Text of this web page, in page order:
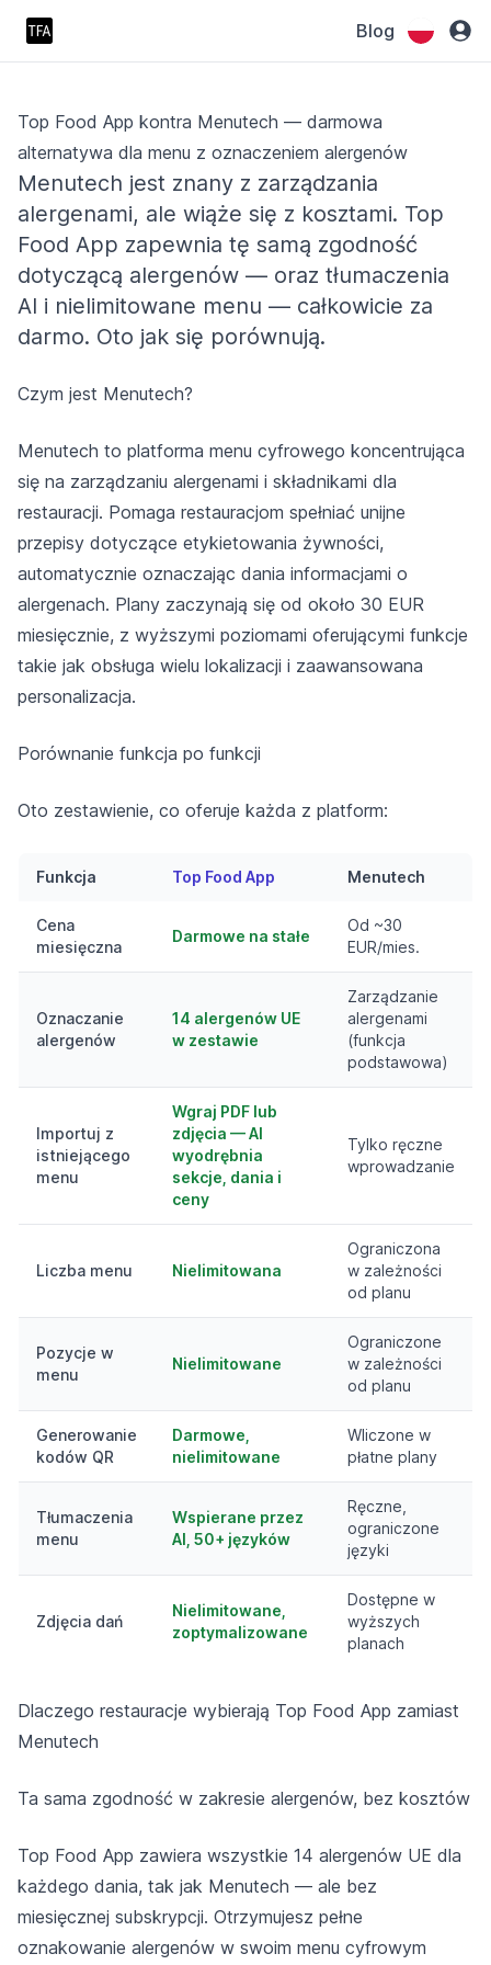
Blog
Top Food App kontra Menutech — darmowa
alternatywa dla menu z oznaczeniem alergenów
Menutech jest znany z zarządzania
alergenami, ale wiąże się z kosztami. Top
Food App zapewnia tę samą zgodność
dotyczącą alergenów — oraz tłumaczenia
AI i nielimitowane menu — całkowicie za
darmo. Oto jak się porównują.
Czym jest Menutech?
Menutech to platforma menu cyfrowego koncentrująca
się na zarządzaniu alergenami i składnikami dla
restauracji. Pomaga restauracjom spełniać unijne
przepisy dotyczące etykietowania żywności,
automatycznie oznaczając dania informacjami o
alergenach. Plany zaczynają się od około 30 EUR
miesięcznie, z wyższymi poziomami oferującymi funkcje
takie jak obsługa wielu lokalizacji i zaawansowana
personalizacja.
Porównanie funkcja po funkcji
Oto zestawienie, co oferuje każda z platform:
Funkcja Top Food App Menutech
Cena
miesięczna
Darmowe na stałe
Od ~30
EUR/mies.
Oznaczanie
alergenów
14 alergenów UE
w zestawie
Zarządzanie
alergenami
(funkcja
podstawowa)
Importuj z
istniejącego
menu
Wgraj PDF lub
zdjęcia — AI
wyodrębnia
sekcje, dania i
ceny
Tylko ręczne
wprowadzanie
Liczba menu Nielimitowana
Ograniczona
w zależności
od planu
Pozycje w
menu
Nielimitowane
Ograniczone
w zależności
od planu
Generowanie
kodów QR
Darmowe,
nielimitowane
Wliczone w
płatne plany
Tłumaczenia
menu
Wspierane przez
AI, 50+ języków
Ręczne,
ograniczone
języki
Zdjęcia dań
Nielimitowane,
zoptymalizowane
Dostępne w
wyższych
planach
Dlaczego restauracje wybierają Top Food App zamiast
Menutech
Ta sama zgodność w zakresie alergenów, bez kosztów
Top Food App zawiera wszystkie 14 alergenów UE dla
każdego dania, tak jak Menutech — ale bez
miesięcznej subskrypcji. Otrzymujesz pełne
oznakowanie alergenów w swoim menu cyfrowym